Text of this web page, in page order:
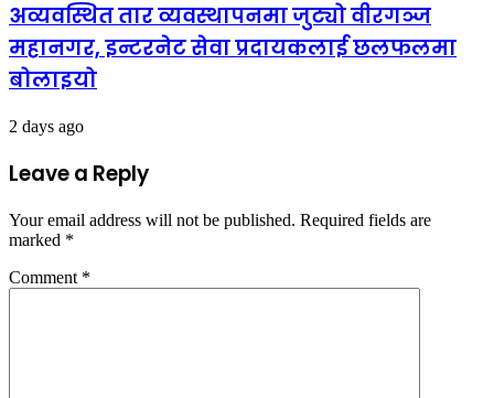
अव्यवस्थित तार व्यवस्थापनमा जुट्यो वीरगञ्ज
महानगर, इन्टरनेट सेवा प्रदायकलाई छलफलमा
बोलाइयो
2 days ago
Leave a Reply
Your email address will not be published. Required fields are
marked *
Comment *